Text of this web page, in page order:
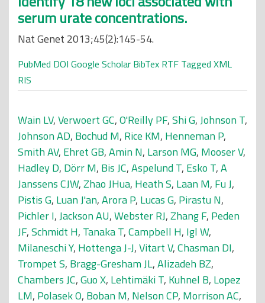
serum urate concentrations.
Nat Genet 2013;45(2):145-54.
PubMed DOI Google Scholar BibTex RTF Tagged XML
RIS
Wain LV,Verwoert GC,O'Reilly PF,Shi G,Johnson T,
Johnson AD, Bochud M, Rice KM, Henneman P,
Smith AV, Ehret GB,Amin N, Larson MG, Mooser V,
Hadley D, Dörr M, Bis JC,Aspelund T, Esko T,A
Janssens CJW,Zhao JHua, Heath S, Laan M, Fu J,
Pistis G, Luan J'an,Arora P, Lucas G, Pirastu N,
Pichler I,Jackson AU,Webster RJ,Zhang F, Peden
JF,Schmidt H, Tanaka T,Campbell H, Igl W,
Milaneschi Y, Hottenga J-J,Vitart V,Chasman DI,
Trompet S, Bragg-Gresham JL,Alizadeh BZ,
Chambers JC,Guo X, Lehtimäki T, Kuhnel B, Lopez
LM, Polasek O, Boban M, Nelson CP, Morrison AC,